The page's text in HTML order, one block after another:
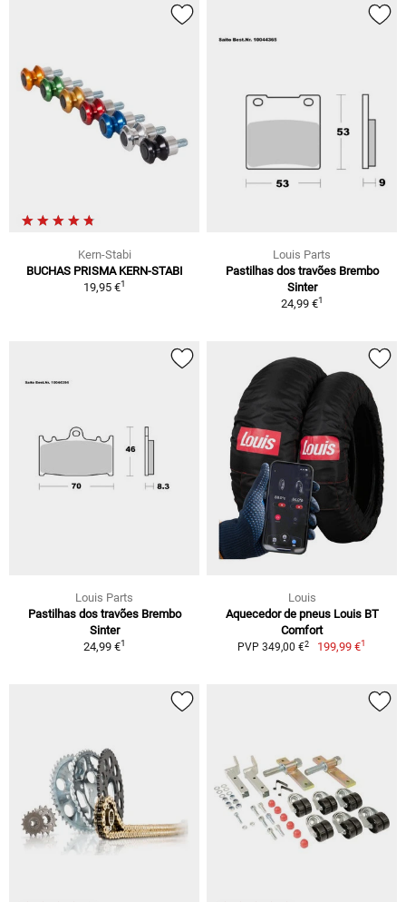
Kern-Stabi
BUCHAS PRISMA KERN-STABI
19,95 €1
Louis Parts
Pastilhas dos travões Brembo
Sinter
24,99 €1
Louis Parts
Pastilhas dos travões Brembo
Sinter
24,99 €1
Louis
Aquecedor de pneus Louis BT
Comfort
PVP 349,00 €2 199,99 €1